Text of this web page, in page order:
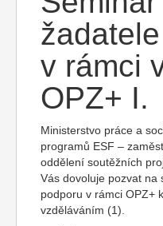
v rámci
OPZ+ I.
Ministerstvo práce a
programů ESF –
oddělení soutěžních
Vás dovoluje pozvat na
podporu v rámci OPZ+
vzděláváním (1).